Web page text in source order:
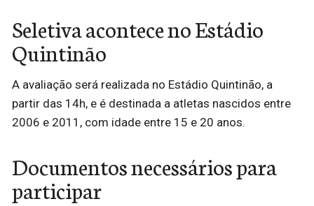
Seletiva acontece no Estádio
Quintinão
A avaliação será realizada no Estádio Quintinão, a
partir das 14h, e é destinada a atletas nascidos entre
2006 e 2011, com idade entre 15 e 20 anos.
Documentos necessários para
participar